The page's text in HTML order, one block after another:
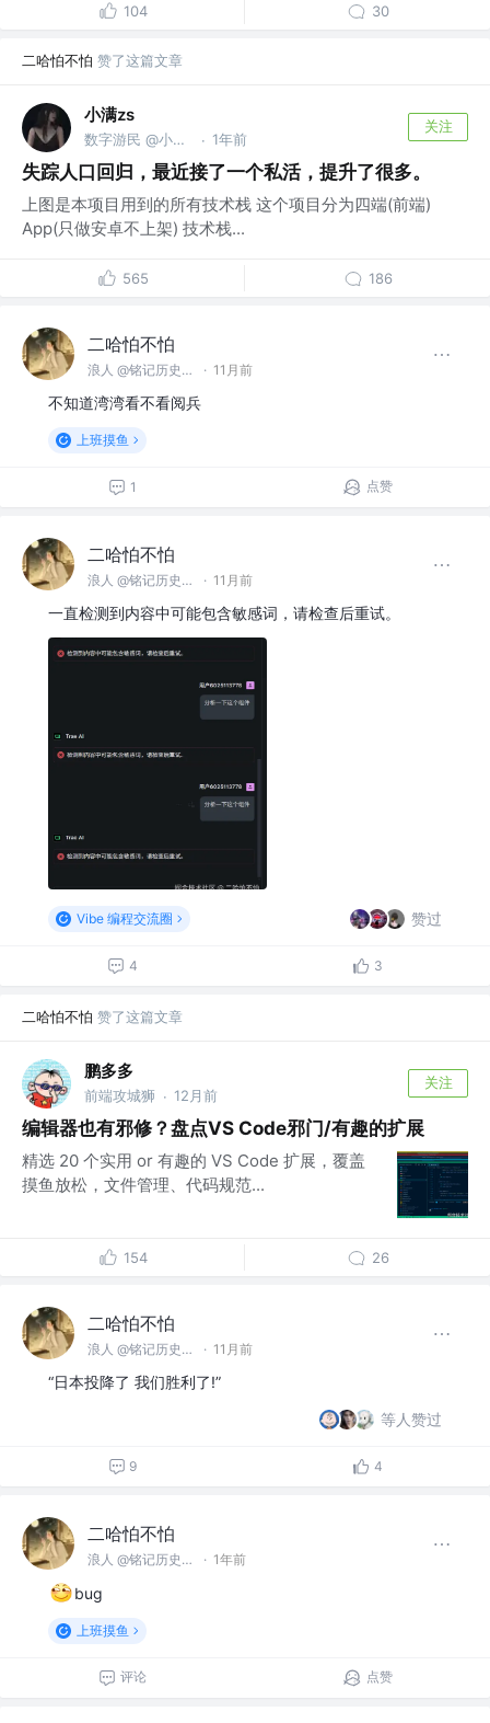
104 30
二哈怕不怕 赞了这篇文章
小满zs
数字游民 @小满科技 · 1年前
关注
失踪人口回归，最近接了一个私活，提升了很多。
上图是本项目用到的所有技术栈 这个项目分为四端(前端)
App(只做安卓不上架) 技术栈...
565 186
二哈怕不怕
浪人 @铭记历史，勿忘国耻 · 11月前
不知道湾湾看不看阅兵
上班摸鱼
1 点赞
二哈怕不怕
浪人 @铭记历史，勿忘国耻 · 11月前
一直检测到内容中可能包含敏感词，请检查后重试。
Vibe 编程交流圈 赞过
4 3
二哈怕不怕 赞了这篇文章
鹏多多
前端攻城狮 · 12月前
关注
编辑器也有邪修？盘点VS Code邪门/有趣的扩展
精选 20 个实用 or 有趣的 VS Code 扩展，覆盖
摸鱼放松，文件管理、代码规范...
154 26
二哈怕不怕
浪人 @铭记历史，勿忘国耻 · 11月前
“日本投降了 我们胜利了!”
等人赞过
9 4
二哈怕不怕
浪人 @铭记历史，勿忘国耻 · 1年前
bug
上班摸鱼
评论 点赞